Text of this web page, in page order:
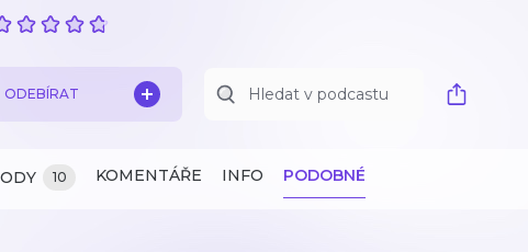
ODEBÍRAT
10 KOMENTÁŘE INFO PODOBNÉ